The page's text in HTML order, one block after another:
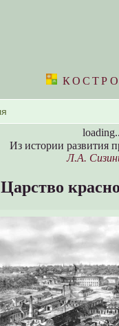
Из истории развития
Л.А.
Царство